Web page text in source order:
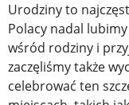
Urodziny to
Polacy nadal
wśród rodziny i
zaczęliśmy także
celebrować ten